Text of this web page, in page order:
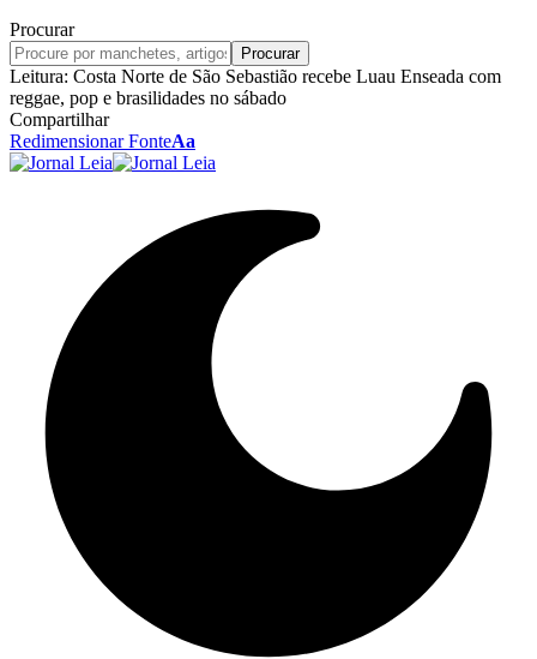
Procurar
Leitura: Costa Norte de São Sebastião recebe Luau Enseada com
reggae, pop e brasilidades no sábado
Compartilhar
Redimensionar FonteAa